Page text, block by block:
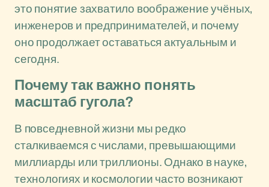
это понятие захватило воображение учёных,
инженеров и предпринимателей, и почему
оно продолжает оставаться актуальным и
сегодня.
Почему так важно понять
масштаб гугола?
В повседневной жизни мы редко
сталкиваемся с числами, превышающими
миллиарды или триллионы. Однако в науке,
технологиях и космологии часто возникают